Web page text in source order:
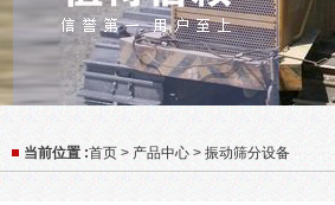
当前位置 :首页 > 产品中心 > 振动筛分设备